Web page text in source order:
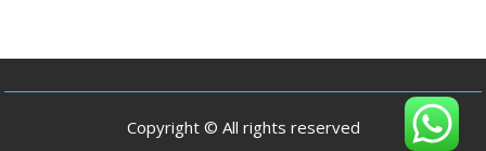
Copyright © All rights reserved